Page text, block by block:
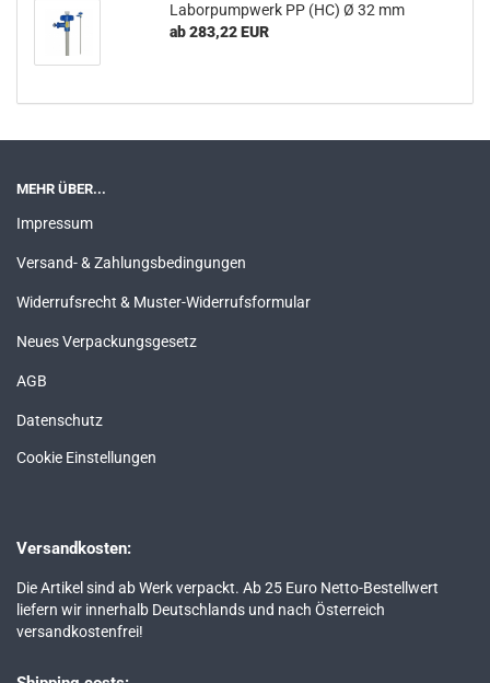
La­bor­pump­werk PP (HC) Ø 32 mm
ab 283,22 EUR
MEHR ÜBER...
Impressum
Versand- & Zahlungsbedingungen
Widerrufsrecht & Muster-Widerrufsformular
Neues Verpackungsgesetz
AGB
Datenschutz
Cookie Einstellungen
Versandkosten:
Die Artikel sind ab Werk verpackt. Ab 25 Euro Netto-Bestellwert
liefern wir innerhalb Deutschlands und nach Österreich
versandkostenfrei!